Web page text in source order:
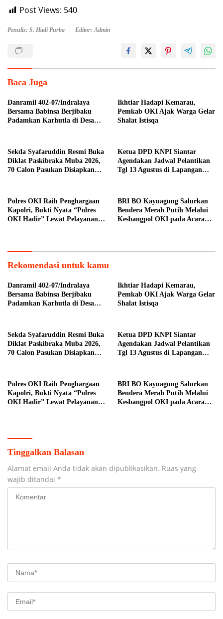
Post Views: 540
Penulis: S. Hadi Purba Editor: Admin
Baca Juga
Danramil 402-07/Indralaya
Bersama Babinsa Berjibaku
Padamkan Karhutla di Desa
Ikhtiar Hadapi Kemarau,
Pemkab OKI Ajak Warga Gelar
Shalat Istisqa
Sekda Syafaruddin Resmi Buka
Diklat Paskibraka Muba 2026,
70 Calon Pasukan Disiapkan
Ketua DPD KNPI Siantar
Agendakan Jadwal Pelantikan
Tgl 13 Agustus di Lapangan
Polres OKI Raih Penghargaan
Kapolri, Bukti Nyata “Polres
OKI Hadir” Lewat Pelayanan
BRI BO Kayuagung Salurkan
Bendera Merah Putih Melalui
Kesbangpol OKI pada Acara
Rekomendasi untuk kamu
Danramil 402-07/Indralaya
Bersama Babinsa Berjibaku
Padamkan Karhutla di Desa
Ikhtiar Hadapi Kemarau,
Pemkab OKI Ajak Warga Gelar
Shalat Istisqa
Sekda Syafaruddin Resmi Buka
Diklat Paskibraka Muba 2026,
70 Calon Pasukan Disiapkan
Ketua DPD KNPI Siantar
Agendakan Jadwal Pelantikan
Tgl 13 Agustus di Lapangan
Polres OKI Raih Penghargaan
Kapolri, Bukti Nyata “Polres
OKI Hadir” Lewat Pelayanan
BRI BO Kayuagung Salurkan
Bendera Merah Putih Melalui
Kesbangpol OKI pada Acara
Tinggalkan Balasan
Alamat email Anda tidak akan dipublikasikan. Ruas yang
wajib ditandai *